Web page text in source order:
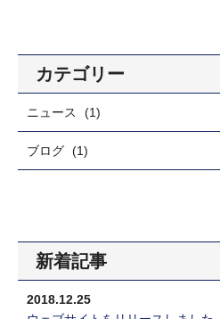
カテゴリー
ニュース (1)
ブログ (1)
新着記事
2018.12.25